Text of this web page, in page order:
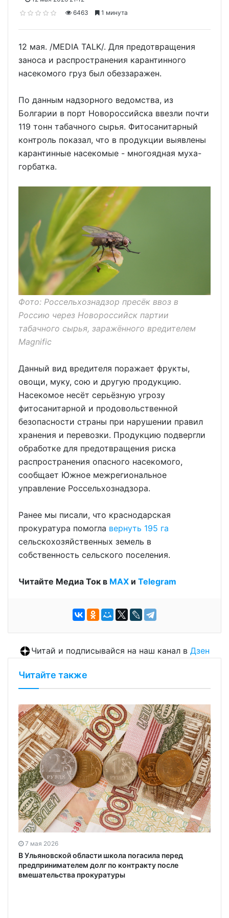
6463
1 минута
12 мая. /MEDIA TALK/. Для предотвращения
заноса и распространения карантинного
насекомого груз был обеззаражен.
По данным надзорного ведомства, из
Болгарии в порт Новороссийска ввезли почти
119 тонн табачного сырья. Фитосанитарный
контроль показал, что в продукции выявлены
карантинные насекомые - многоядная муха-
горбатка.
Фото: Россельхознадзор пресёк ввоз в
Россию через Новороссийск партии
табачного сырья, заражённого вредителем
Magnific
Данный вид вредителя поражает фрукты,
овощи, муку, сою и другую продукцию.
Насекомое несёт серьёзную угрозу
фитосанитарной и продовольственной
безопасности страны при нарушении правил
хранения и перевозки. Продукцию подвергли
обработке для предотвращения риска
распространения опасного насекомого,
сообщает Южное межрегиональное
управление Россельхознадзора.
Ранее мы писали, что краснодарская
прокуратура помогла вернуть 195 га
сельскохозяйственных земель в
собственность сельского поселения.
Читайте Медиа Ток в МАХ и Telegram
Читай и подписывайся на наш канал в Дзен
Читайте также
7 мая 2026
В Ульяновской области школа погасила перед
предпринимателем долг по контракту после
вмешательства прокуратуры